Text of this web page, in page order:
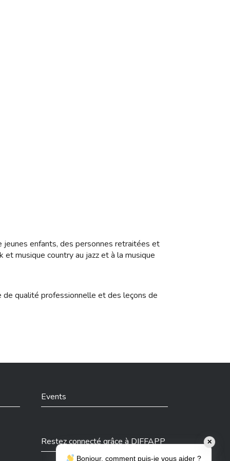
jeunes enfants, des personnes retraitées et
musique country au jazz et à la musique
de qualité professionnelle et des leçons de
Events
Restez connecté grâce à DIFFAPP ✕
Bonjour, comment puis-je vous aider ?